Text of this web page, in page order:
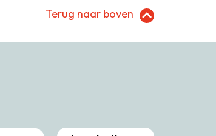
Terug naar boven